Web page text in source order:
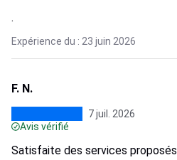
.
Expérience du : 23 juin 2026
F. N.
7 juil. 2026
Avis vérifié
Satisfaite des services proposés